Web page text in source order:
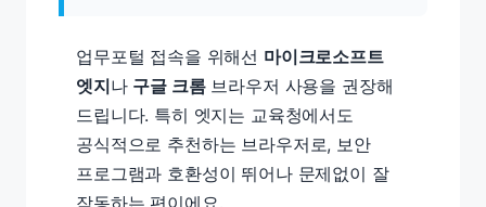
업무포털 접속을 위해선 마이크로소프트
엣지나 구글 크롬브라우저 사용을 권장해
드립니다. 특히 엣지는 교육청에서도
공식적으로 추천하는 브라우저로, 보안
프로그램과 호환성이 뛰어나 문제없이 잘
작동하는 편이에요.